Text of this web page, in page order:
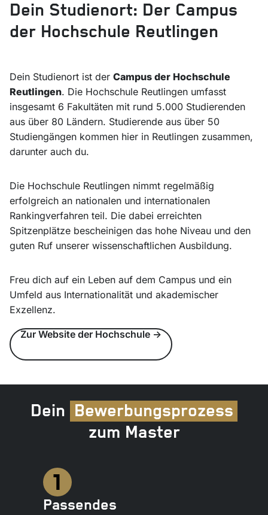
Dein Studienort: Der Campus
der Hochschule Reutlingen
Dein Studienort ist der Campus der Hochschule
Reutlingen. Die Hochschule Reutlingen umfasst
insgesamt 6 Fakultäten mit rund 5.000 Studierenden
aus über 80 Ländern. Studierende aus über 50
Studiengängen kommen hier in Reutlingen zusammen,
darunter auch du.
Die Hochschule Reutlingen nimmt regelmäßig
erfolgreich an nationalen und internationalen
Rankingverfahren teil. Die dabei erreichten
Spitzenplätze bescheinigen das hohe Niveau und den
guten Ruf unserer wissenschaftlichen Ausbildung.
Freu dich auf ein Leben auf dem Campus und ein
Umfeld aus Internationalität und akademischer
Exzellenz.
Zur Website der Hochschule ->
Dein Bewerbungsprozess
zum Master
Passendes